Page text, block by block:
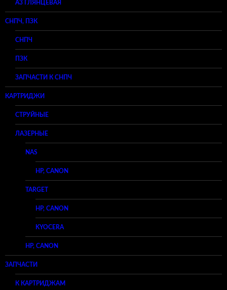
A3 ГЛЯНЦЕВАЯ
СНПЧ, ПЗК
СНПЧ
ПЗК
ЗАПЧАСТИ К СНПЧ
КАРТРИДЖИ
СТРУЙНЫЕ
ЛАЗЕРНЫЕ
NAS
HP, CANON
TARGET
HP, CANON
KYOCERA
HP, CANON
ЗАПЧАСТИ
К КАРТРИДЖАМ